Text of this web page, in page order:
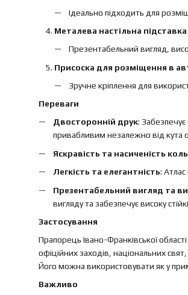
Ідеально підходить для
Металева настільна підставка
Презентабельний вигляд,
Присоска для розміщення в
Зручне кріплення для
Переваги
Двосторонній друк:
привабливим незалежно від кута
Яскравість та насиченість
Легкість та елегантність: Атлас
Презентабельний вигляд та
вигляду та забезпечує високу
Застосування
Прапорець Івано-Франківської
офіційних заходів, національних
Його можна використовувати як у
Важливо